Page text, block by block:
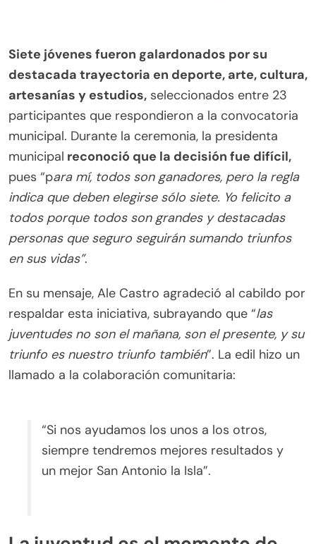
Siete jóvenes fueron galardonados por su
destacada trayectoria en deporte, arte, cultura,
artesanías y estudios, seleccionados entre 23
participantes que respondieron a la convocatoria
municipal. Durante la ceremonia, la presidenta
municipal reconoció que la decisión fue difícil,
pues “para mí, todos son ganadores, pero la regla
indica que deben elegirse sólo siete. Yo felicito a
todos porque todos son grandes y destacadas
personas que seguro seguirán sumando triunfos
en sus vidas”.
En su mensaje, Ale Castro agradeció al cabildo por
respaldar esta iniciativa, subrayando que “las
juventudes no son el mañana, son el presente, y su
triunfo es nuestro triunfo también”. La edil hizo un
llamado a la colaboración comunitaria:
“Si nos ayudamos los unos a los otros,
siempre tendremos mejores resultados y
un mejor San Antonio la Isla”.